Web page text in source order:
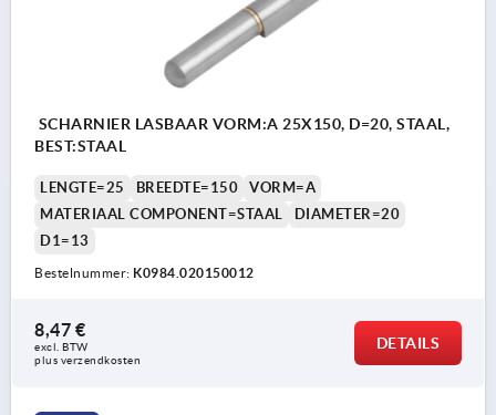
SCHARNIER LASBAAR VORM:A 25X150, D=20, STAAL,
BEST:STAAL
LENGTE=25 BREEDTE=150
VORM=A
MATERIAAL COMPONENT=STAAL
DIAMETER=20
D1=13
Bestelnummer: K0984.020150012
8,47 €
excl. BTW
plus verzendkosten
DETAILS